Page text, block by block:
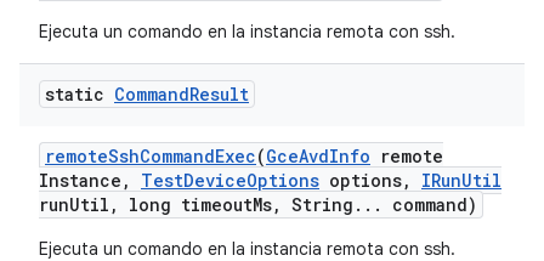
Ejecuta un comando en la instancia remota con ssh.
static CommandResult
remoteSshCommandExec(GceAvdInfo remote
Instance , TestDeviceOptions options, IRunUtil
runUtil , long timeoutMs, String . . . command)
Ejecuta un comando en la instancia remota con ssh.